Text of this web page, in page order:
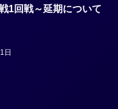
1回戦～延期について
日